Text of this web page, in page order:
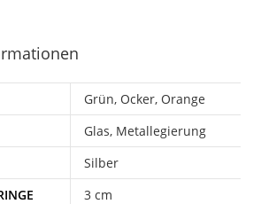
Grün, Ocker, Orange
Glas, Metallegierung
Silber
3 cm